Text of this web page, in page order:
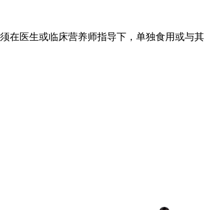
在医生或临床营养师指导下，单独食用或与其